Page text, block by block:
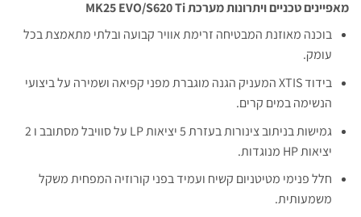
מאפיינים טכניים ויתרונות מערכת MK25 EVO/S620 Ti
בוכנה מאוזנת המבטיחה זרימת אוויר קבועה ובלתי מתאמצת בכל
עומק.
בידוד XTIS המעניק הגנה מוגברת מפני קפיאה ושמירה על ביצועי
הנשימה במים קרים.
גמישות בניתוב צינורות בעזרת 5 יציאות LP על סוויבל מסתובב ו 2
יציאות HP מנוגדות.
חלל פנימי מטיטניום קשיח ועמיד בפני קורוזיה המפחית משקל
משמעותית.